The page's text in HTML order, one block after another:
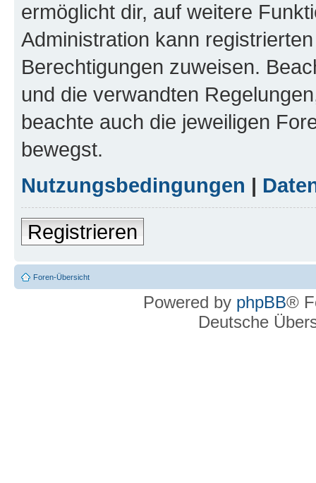
ermöglicht dir, auf weitere
Administration kann
Berechtigungen zuweisen.
und die verwandten
beachte auch die jeweiligen
bewegst.
Nutzungsbedingungen |
Registrieren
Foren-Übersicht
Powered by phpBB®
Deutsche